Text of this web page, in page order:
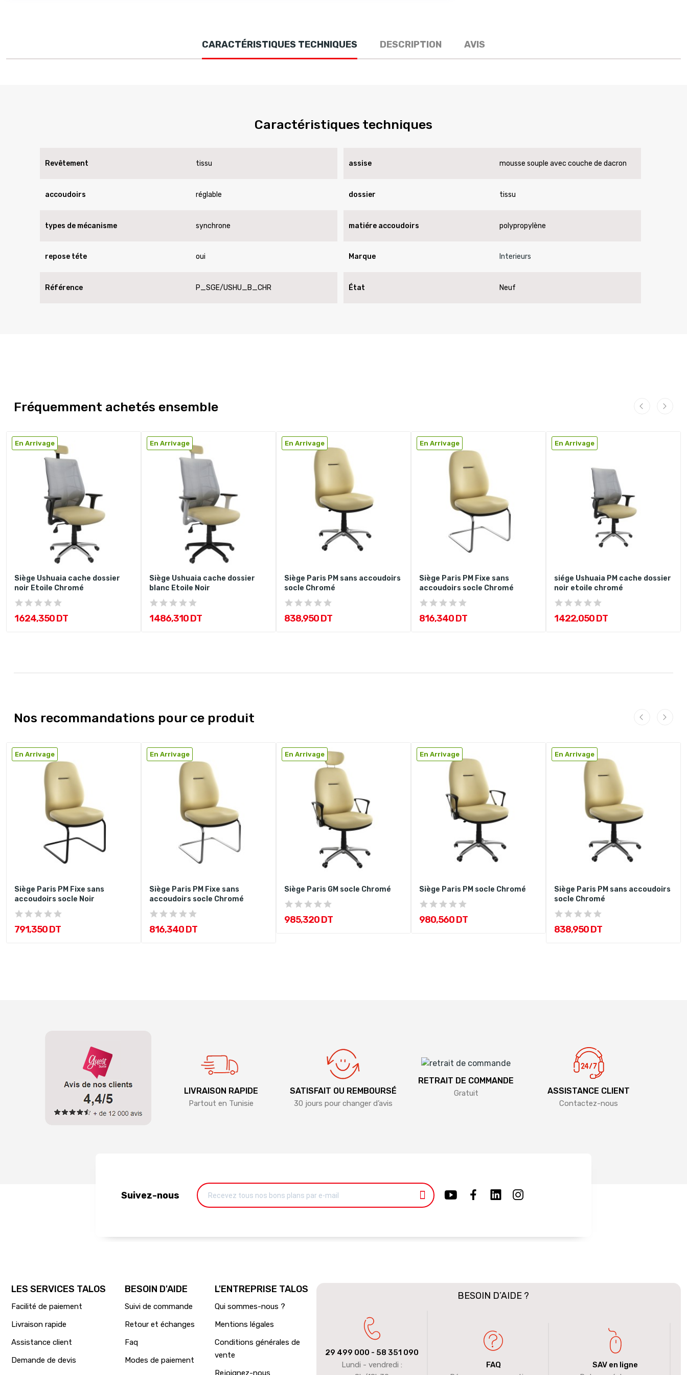
CARACTÉRISTIQUES TECHNIQUES DESCRIPTION AVIS
Caractéristiques techniques
Revêtement tissu assise mousse souple avec couche de dacron
accoudoirs réglable dossier tissu
types de mécanisme synchrone matiére accoudoirs polypropylène
repose téte oui Marque Interieurs
Référence P_SGE/USHU_B_CHR État Neuf
Fréquemment achetés ensemble
En Arrivage
Siège Ushuaia cache dossier
noir Etoile Chromé
1 624,350 DT
En Arrivage
Siège Ushuaia cache dossier
blanc Etoile Noir
1 486,310 DT
En Arrivage
Siège Paris PM sans accoudoirs
socle Chromé
838,950 DT
En Arrivage
Siège Paris PM Fixe sans
accoudoirs socle Chromé
816,340 DT
En Arrivage
siége Ushuaia PM cache dossier
noir etoile chromé
1 422,050 DT
Nos recommandations pour ce produit
En Arrivage
Siège Paris PM Fixe sans
accoudoirs socle Noir
791,350 DT
En Arrivage
Siège Paris PM Fixe sans
accoudoirs socle Chromé
816,340 DT
En Arrivage
Siège Paris GM socle Chromé
985,320 DT
En Arrivage
Siège Paris PM socle Chromé
980,560 DT
En Arrivage
Siège Paris PM sans accoudoirs
socle Chromé
838,950 DT
LIVRAISON RAPIDE
Partout en Tunisie
SATISFAIT OU REMBOURSÉ
30 jours pour changer d’avis
RETRAIT DE COMMANDE
Gratuit ASSISTANCE CLIENT
Contactez-nous
Suivez-nous
LES SERVICES TALOS
Facilité de paiement
Livraison rapide
Assistance client
Demande de devis
BESOIN D'AIDE
Suivi de commande
Retour et échanges
Faq
Modes de paiement
L'ENTREPRISE TALOS
Qui sommes-nous ?
Mentions légales
Conditions générales de
vente
Rejoignez-nous
BESOIN D’AIDE ?
29 499 000 - 58 351 090
Lundi - vendredi :
FAQ
SAV en ligne